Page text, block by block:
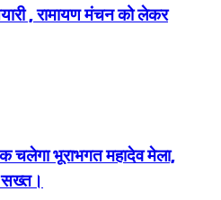
, रामायण मंचन को लेकर
चलेगा भूराभगत महादेव मेला,